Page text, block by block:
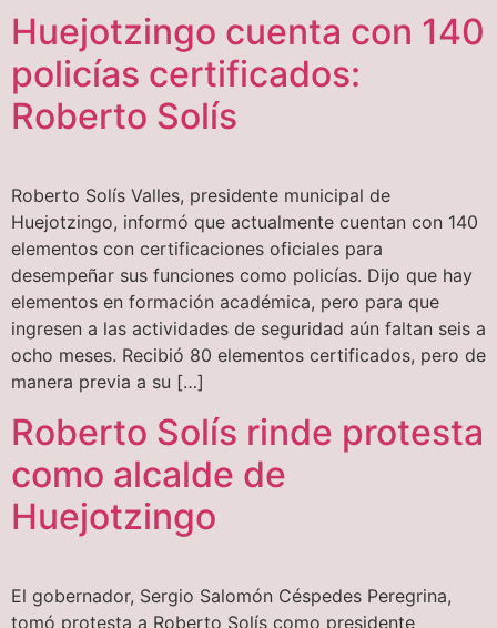
Huejotzingo cuenta con 140
policías certificados:
Roberto Solís
Roberto Solís Valles, presidente municipal de
Huejotzingo, informó que actualmente cuentan con 140
elementos con certificaciones oficiales para
desempeñar sus funciones como policías. Dijo que hay
elementos en formación académica, pero para que
ingresen a las actividades de seguridad aún faltan seis a
ocho meses. Recibió 80 elementos certificados, pero de
manera previa a su […]
Roberto Solís rinde protesta
como alcalde de
Huejotzingo
El gobernador, Sergio Salomón Céspedes Peregrina,
tomó protesta a Roberto Solís como presidente